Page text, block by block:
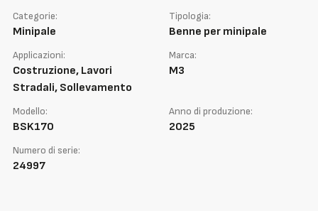
Categorie:
Minipale
Tipologia:
Benne per minipale
Applicazioni:
Costruzione, Lavori
Stradali, Sollevamento
Marca:
M3
Modello:
BSK170
Anno di produzione:
2025
Numero di serie:
24997